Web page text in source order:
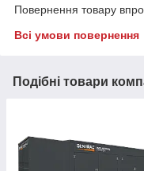
Повернення товару
Всі умови повернення
Подібні товари